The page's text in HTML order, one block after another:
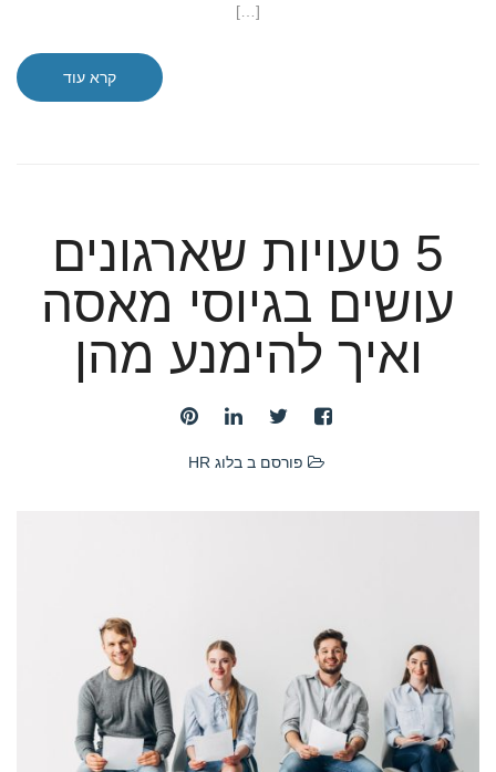
[…]
קרא עוד
5 טעויות שארגונים
עושים בגיוסי מאסה
ואיך להימנע מהן
פורסם ב בלוג HR